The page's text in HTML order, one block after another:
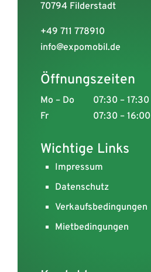
70794 Filderstadt
+49 711 778910
info@expomobil.de
Öffnungszeiten
Mo – Do
07:30 – 17:30
Fr
07:30 – 16:00
Wichtige Links
Impressum
Datenschutz
Verkaufsbedingungen
Mietbedingungen